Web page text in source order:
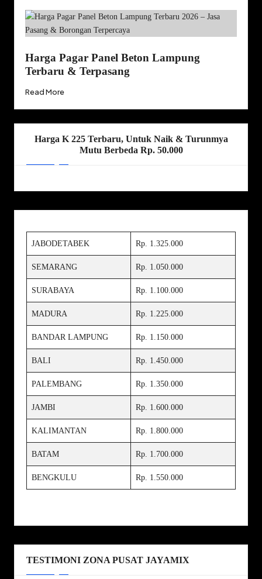
Harga Pagar Panel Beton Lampung
Terbaru & Terpasang
Read More
Harga K 225 Terbaru, Untuk Naik & Turunmya
Mutu Berbeda Rp. 50.000
JABODETABEK Rp. 1.325.000
SEMARANG Rp. 1.050.000
SURABAYA Rp. 1.100.000
MADURA Rp. 1.225.000
BANDAR LAMPUNG Rp. 1.150.000
BALI Rp. 1.450.000
PALEMBANG Rp. 1.350.000
JAMBI Rp. 1.600.000
KALIMANTAN Rp. 1.800.000
BATAM Rp. 1.700.000
BENGKULU Rp. 1.550.000
TESTIMONI ZONA PUSAT JAYAMIX